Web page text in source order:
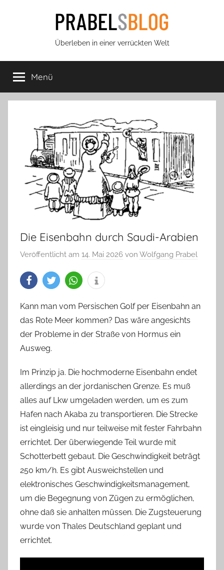
Prabels
Blog
Überleben in einer verrückten Welt
Menü
Die Eisenbahn durch Saudi-Arabien
Veröffentlicht am 14. Mai 2026 von Wolfgang Prabel
Kann man vom Persischen Golf per Eisenbahn an
das Rote Meer kommen? Das wäre angesichts
der Probleme in der Straße von Hormus ein
Ausweg.
Im Prinzip ja. Die hochmoderne Eisenbahn endet
allerdings an der jordanischen Grenze. Es muß
alles auf Lkw umgeladen werden, um es zum
Hafen nach Akaba zu transportieren. Die Strecke
ist eingleisig und nur teilweise mit fester Fahrbahn
errichtet. Der überwiegende Teil wurde mit
Schotterbett gebaut. Die Geschwindigkeit beträgt
250 km/h. Es gibt Ausweichstellen und
elektronisches Geschwindigkeitsmanagement,
um die Begegnung von Zügen zu ermöglichen,
ohne daß sie anhalten müssen. Die Zugsteuerung
wurde von Thales Deutschland geplant und
errichtet.